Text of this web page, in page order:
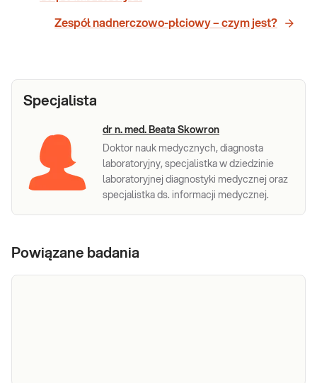
Zespół nadnerczowo-płciowy – czym jest?
Specjalista
dr n. med. Beata Skowron
Doktor nauk medycznych, diagnosta
laboratoryjny, specjalistka w dziedzinie
laboratoryjnej diagnostyki medycznej oraz
specjalistka ds. informacji medycznej.
Powiązane badania